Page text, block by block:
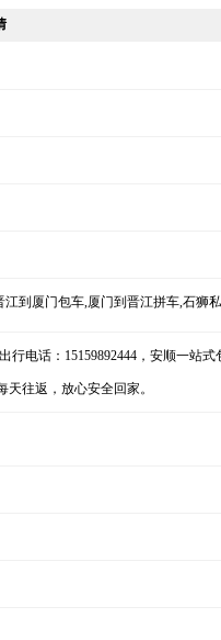
到厦门包车,厦门到晋江拼车,石狮
行电话：15159892444，安顺一站
天往返，放心安全回家。